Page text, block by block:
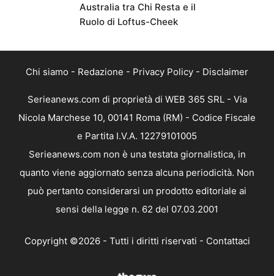
Australia tra Chi Resta e il
Ruolo di Loftus-Cheek
Chi siamo - Redazione - Privacy Policy - Disclaimer
Serieanews.com di proprietà di WEB 365 SRL - Via
Nicola Marchese 10, 00141 Roma (RM) - Codice Fiscale
e Partita I.V.A. 12279101005
Serieanews.com non è una testata giornalistica, in
quanto viene aggiornato senza alcuna periodicità. Non
può pertanto considerarsi un prodotto editoriale ai
sensi della legge n. 62 del 07.03.2001
Copyright ©2026 - Tutti i diritti riservati - Contattaci